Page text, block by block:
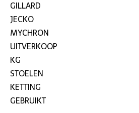
GILLARD
JECKO
MYCHRON
UITVERKOOP
KG
STOELEN
KETTING
GEBRUIKT